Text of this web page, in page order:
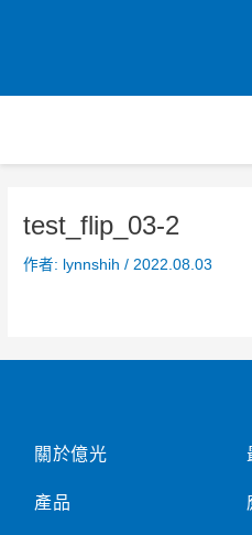
test_flip_03-2
作者: lynnshih/ 2022.08.03
關於億光
產品